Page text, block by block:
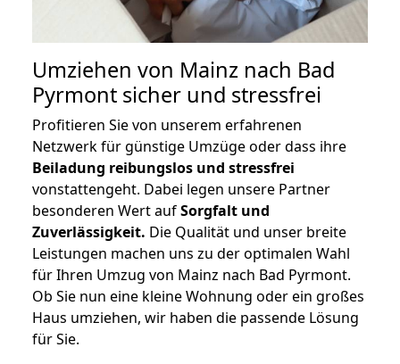
Umziehen von Mainz nach Bad
Pyrmont sicher und stressfrei
Profitieren Sie von unserem erfahrenen
Netzwerk für günstige Umzüge oder dass ihre
Beiladung reibungslos und stressfrei
vonstattengeht. Dabei legen unsere Partner
besonderen Wert aufSorgfalt und
Zuverlässigkeit. Die Qualität und unser breite
Leistungen machen uns zu der optimalen Wahl
für Ihren Umzug von Mainz nach Bad Pyrmont.
Ob Sie nun eine kleine Wohnung oder ein großes
Haus umziehen, wir haben die passende Lösung
für Sie.